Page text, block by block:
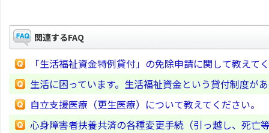
関連するFAQ
「生活福祉資金特例貸付」の免除申請に関して教えて
生活に困っています。生活福祉資金という貸付制度が
自立支援医療（更生医療）について教えてください。
心身障害者扶養共済の各種変更手続（引っ越し、死亡